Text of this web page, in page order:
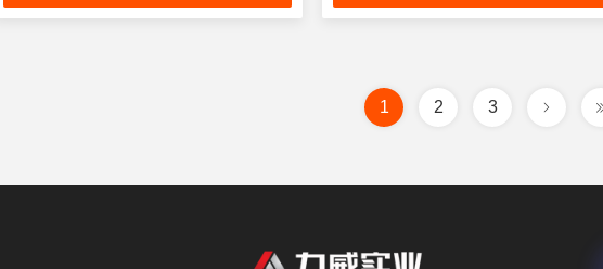
1 2 3